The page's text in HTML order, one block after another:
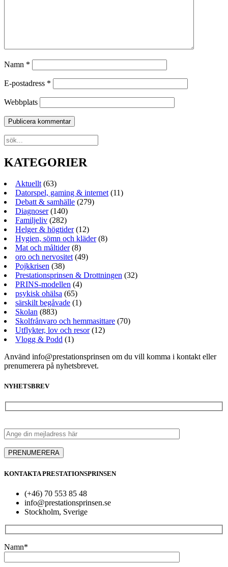
Namn *
E-postadress *
Webbplats
KATEGORIER
Aktuellt(63)
Datorspel, gaming & internet(11)
Debatt & samhälle (279)
Diagnoser(140)
Familjeliv (282)
Helger & högtider(12)
Hygien, sömn och kläder(8)
Mat och måltider(8)
oro och nervositet(49)
Pojkkrisen (38)
Prestationsprinsen & Drottningen (32)
PRINS-modellen (4)
psykisk ohälsa (65)
särskilt begåvade (1)
Skolan (883)
Skolfrånvaro och hemmasittare (70)
Utflykter, lov och resor(12)
Vlogg & Podd (1)
Använd info@prestationsprinsen om du vill komma i kontakt eller
prenumerera på nyhetsbrevet.
NYHETSBREV
KONTAKTA PRESTATIONSPRINSEN
(+46) 70 553 85 48
info@prestationsprinsen.se
Stockholm, Sverige
Namn*